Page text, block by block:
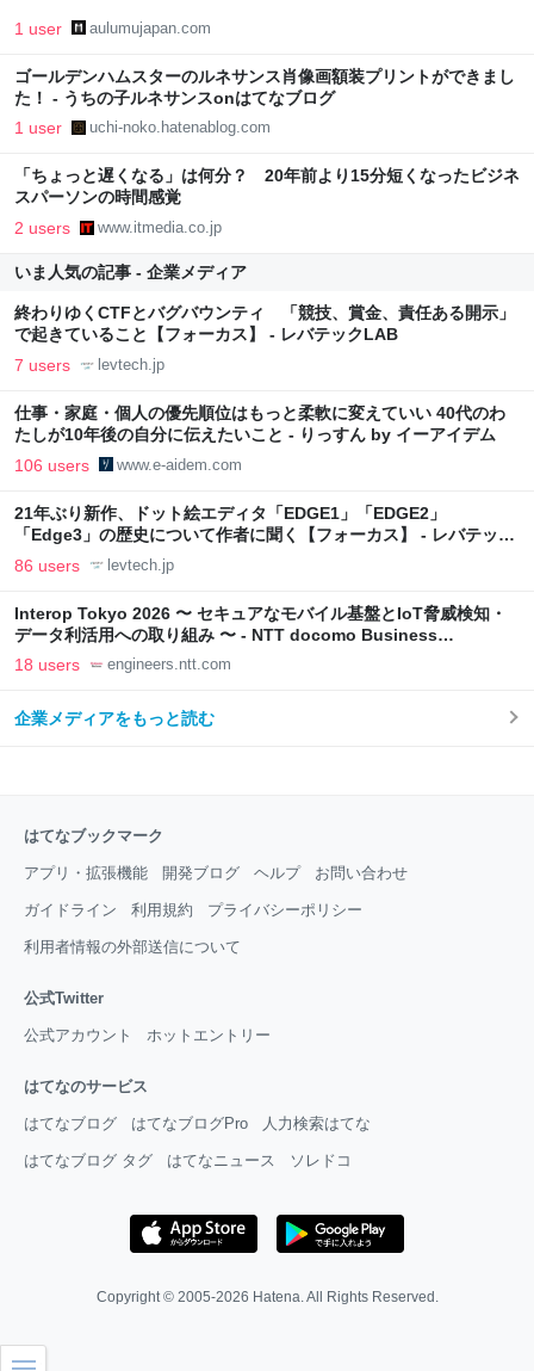
1 user aulumujapan.com
ゴールデンハムスターのルネサンス肖像画額装プリントができまし
た！ - うちの子ルネサンスonはてなブログ
1 user uchi-noko.hatenablog.com
「ちょっと遅くなる」は何分？ 20年前より15分短くなったビジネ
スパーソンの時間感覚
2 users www.itmedia.co.jp
いま人気の記事 - 企業メディア
終わりゆくCTFとバグバウンティ 「競技、賞金、責任ある開示」
で起きていること【フォーカス】 - レバテックLAB
7 users levtech.jp
仕事・家庭・個人の優先順位はもっと柔軟に変えていい 40代のわ
たしが10年後の自分に伝えたいこと - りっすん by イーアイデム
106 users www.e-aidem.com
21年ぶり新作、ドット絵エディタ「EDGE1」「EDGE2」
「Edge3」の歴史について作者に聞く【フォーカス】 - レバテック
LAB
86 users levtech.jp
Interop Tokyo 2026 〜 セキュアなモバイル基盤とIoT脅威検知・
データ利活用への取り組み 〜 - NTT docomo Business
Engineers' Blog
18 users engineers.ntt.com
企業メディアをもっと読む
はてなブックマーク
アプリ・拡張機能 開発ブログ ヘルプ お問い合わせ
ガイドライン 利用規約 プライバシーポリシー
利用者情報の外部送信について
公式Twitter
公式アカウント ホットエントリー
はてなのサービス
はてなブログ はてなブログPro 人力検索はてな
はてなブログ タグ はてなニュース ソレドコ
Copyright © 2005-2026 Hatena. All Rights Reserved.